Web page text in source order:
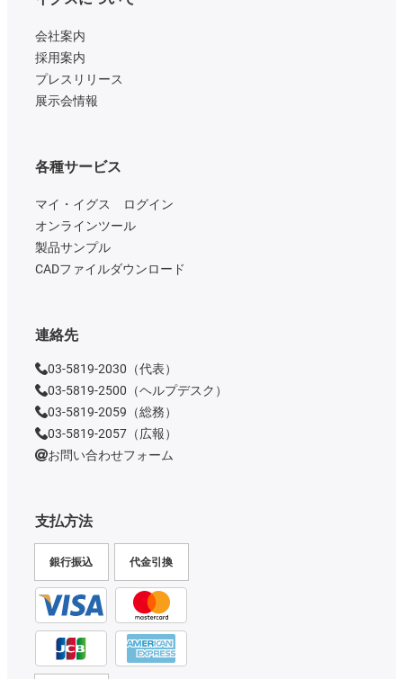
会社案内
採用案内
プレスリリース
展示会情報
支払方法
銀行振込 代金引換
各種サービス
マイ・イグス ログイン
オンラインツール
製品サンプル
CADファイルダウンロード
連絡先
03-5819-2030（代表）
03-5819-2500（ヘルプデスク）
03-5819-2059（総務）
03-5819-2057（広報）
お問い合わせフォーム